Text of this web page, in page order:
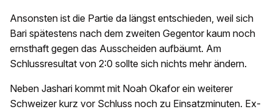
Ansonsten ist die Partie da längst entschieden, weil sich
Bari spätestens nach dem zweiten Gegentor kaum noch
ernsthaft gegen das Ausscheiden aufbäumt. Am
Schlussresultat von 2:0 sollte sich nichts mehr ändern.
Neben Jashari kommt mit Noah Okafor ein weiterer
Schweizer kurz vor Schluss noch zu Einsatzminuten. Ex-